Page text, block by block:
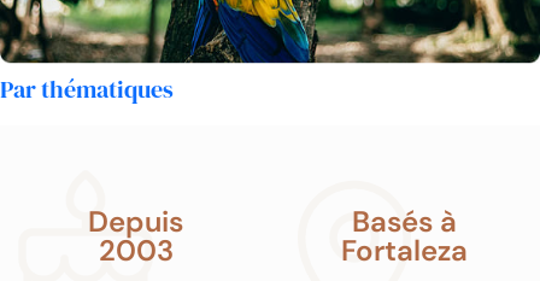
Par thématiques
Depuis
2003
Basés à
Fortaleza